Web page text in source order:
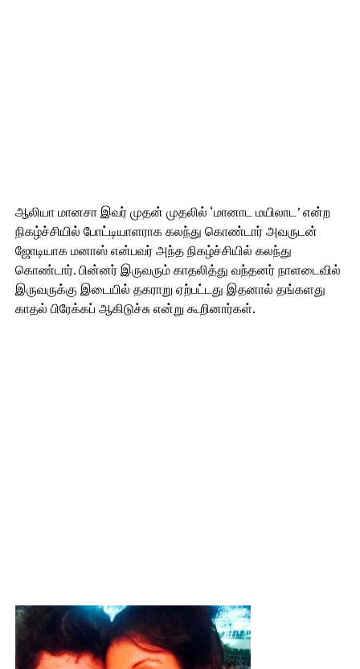
ஆலியா மானசா இவர் முதன் முதலில் ‘மானாட மயிலாட’ என்ற
நிகழ்ச்சியில் போட்டியாளராக கலந்து கொண்டார் அவருடன்
ஜோடியாக மனாஸ் என்பவர் அந்த நிகழ்ச்சியில் கலந்து
கொண்டார். பின்னர் இருவரும் காதலித்து வந்தனர் நாளடைவில்
இருவருக்கு இடையில் தகராறு ஏற்பட்டது இதனால் தங்களது
காதல் பிரேக்கப் ஆகிடுச்சு என்று கூறினார்கள்.